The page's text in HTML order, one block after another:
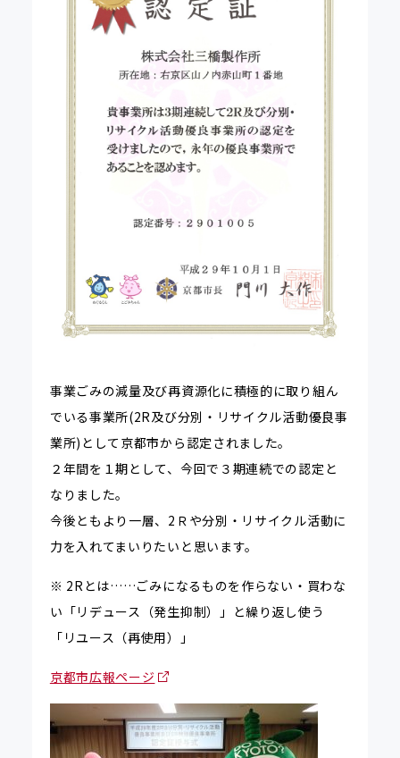
事業ごみの減量及び再資源化に積極的に取り組ん
でいる事業所(2R及び分別・リサイクル活動優良事
業所)として京都市から認定されました。
２年間を１期として、今回で３期連続での認定と
なりました。
今後ともより一層、2Ｒや分別・リサイクル活動に
力を入れてまいりたいと思います。
※ 2Rとは……ごみになるものを作らない・買わな
い「リデュース（発生抑制）」と繰り返し使う
「リユース（再使用）」
京都市広報ページ